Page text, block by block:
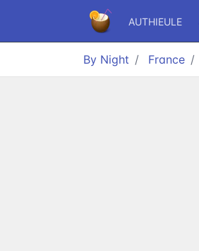
AUTHIEULE
By Night France